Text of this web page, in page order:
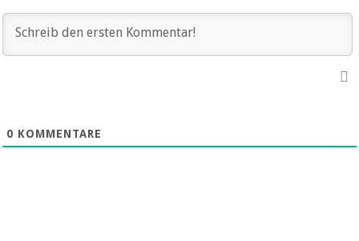
0 KOMMENTARE